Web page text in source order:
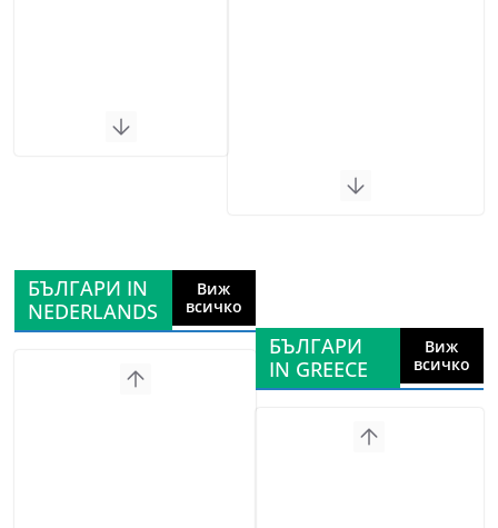
БЪЛГАРИ IN
NEDERLANDS
Виж
всичко
БЪЛГАРИ
IN GREECE
Виж
всичко